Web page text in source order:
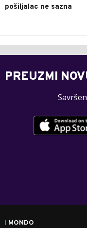
pošiljalac ne sazna
PREUZMI
MONDO